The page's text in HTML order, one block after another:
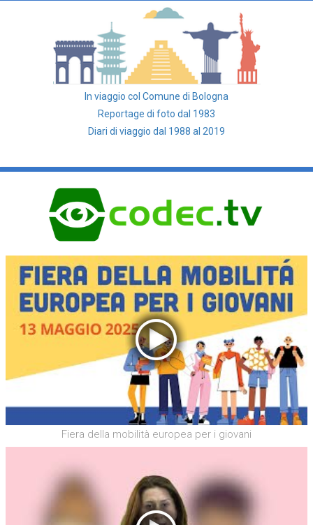
In viaggio col Comune di Bologna
Reportage di foto dal 1983
Diari di viaggio dal 1988 al 2019
Fiera della mobilità europea per i giovani